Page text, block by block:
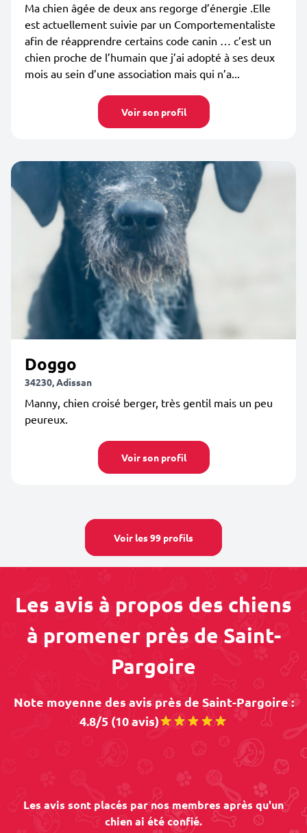
Ma chien âgée de deux ans regorge d’énergie .Elle
est actuellement suivie par un Comportementaliste
afin de réapprendre certains code canin … c’est un
chien proche de l’humain que j’ai adopté à ses deux
mois au sein d’une association mais qui n’a...
Voir son profil
Doggo
34230, Adissan
Manny, chien croisé berger, très gentil mais un peu
peureux.
Voir son profil
Voir les 99 profils
Les avis à propos des chiens
à promener près de Saint-
Pargoire
Note moyenne des avis près de Saint-Pargoire :
4.8/5 (10 avis)
Les avis sont placés par nos membres après qu'un
chien ai été confié.